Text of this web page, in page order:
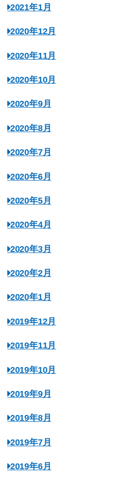
2021年1月
2020年12月
2020年11月
2020年10月
2020年9月
2020年8月
2020年7月
2020年6月
2020年5月
2020年4月
2020年3月
2020年2月
2020年1月
2019年12月
2019年11月
2019年10月
2019年9月
2019年8月
2019年7月
2019年6月